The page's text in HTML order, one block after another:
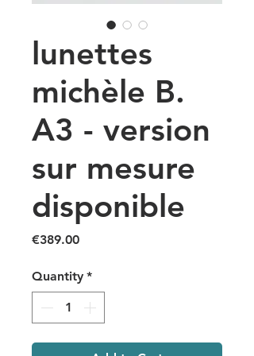
lunettes
michèle B.
A3 - version
sur mesure
disponible
€389.00Price
Quantity *